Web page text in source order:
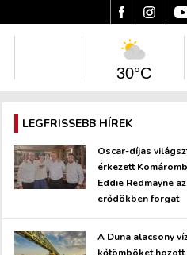
30°C
LEGFRISSEBB HÍREK
Oscar-díjas
érkezett
Eddie Redmayne az
erődökben forgat
A Duna alacsony